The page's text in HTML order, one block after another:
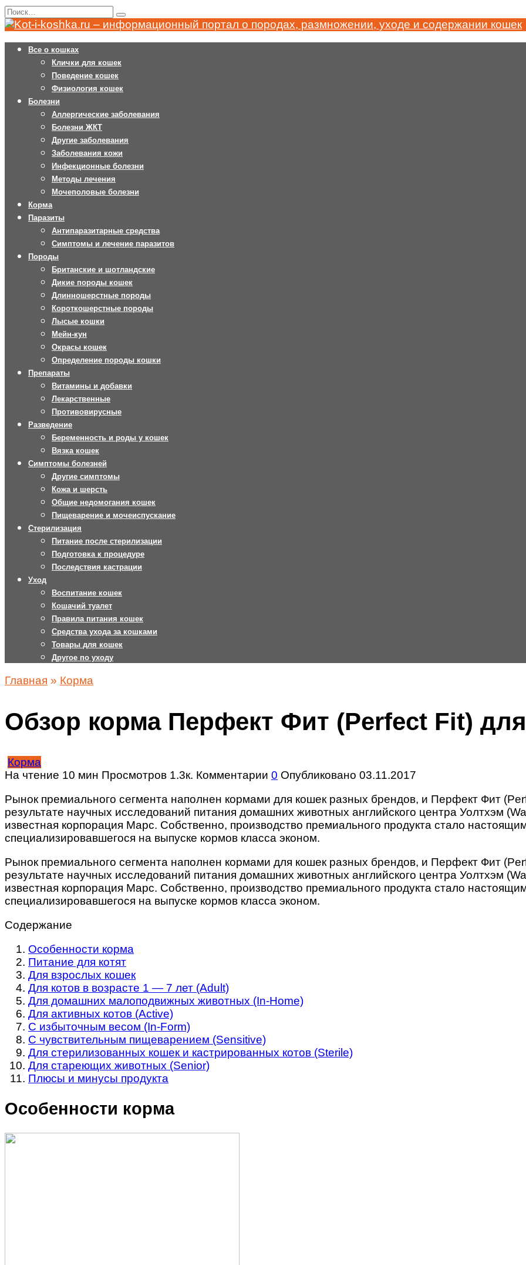
Перейти
к
Search
for:
Все о кошках
Клички для кошек
Поведение кошек
Физиология кошек
Болезни
Аллергические заболевания
Болезни ЖКТ
Другие заболевания
Заболевания кожи
Инфекционные болезни
Методы лечения
Мочеполовые болезни
Корма
Паразиты
Антипаразитарные средства
Симптомы и лечение паразитов
Породы
Британские и шотландские
Дикие породы кошек
Длинношерстные породы
Короткошерстные породы
Лысые кошки
Мейн-кун
Окрасы кошек
Определение породы кошки
Препараты
Витамины и добавки
Лекарственные
Противовирусные
Разведение
Беременность и роды у кошек
Вязка кошек
Симптомы болезней
Другие симптомы
Кожа и шерсть
Общие недомогания кошек
Пищеварение и мочеиспускание
Стерилизация
Питание после стерилизации
Подготовка к процедуре
Последствия кастрации
Уход
Воспитание кошек
Кошачий туалет
Правила питания кошек
Средства ухода за кошками
Товары для кошек
Другое по уходу
Главная » Корма
Обзор корма Перфект Фит (Perfect Fit)
Корма
На чтение 10 мин Просмотров 1.3к. Комментарии 0 Опубликовано 03.11.2017
Рынок премиального сегмента наполнен кормами для кошек разных брендов, и Перфект Фит
результате научных исследований питания домашних животных английского центра Уолтхэм
известная корпорация Марс. Собственно, производство премиального продукта стало
специализировавшегося на выпуске кормов класса эконом.
Рынок премиального сегмента наполнен кормами для кошек разных брендов, и Перфект Фит
результате научных исследований питания домашних животных английского центра Уолтхэм
известная корпорация Марс. Собственно, производство премиального продукта стало
специализировавшегося на выпуске кормов класса эконом.
Содержание
Особенности корма
Питание для котят
Для взрослых кошек
Для котов в возрасте 1 — 7 лет (Adult)
Для домашних малоподвижных животных (In-Home)
Для активных котов (Active)
С избыточным весом (In-Form)
С чувствительным пищеварением (Sensitive)
Для стерилизованных кошек и кастрированных котов (Sterile)
Для стареющих животных (Senior)
Плюсы и минусы продукта
Особенности корма